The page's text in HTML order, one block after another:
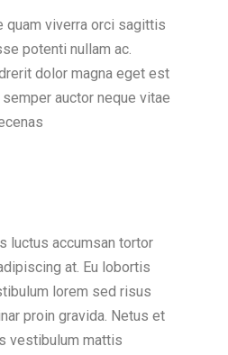
quam viverra orci sagittis
potenti nullam ac.
dolor magna eget est
auctor neque vitae
luctus accumsan tortor
at. Eu lobortis
lorem sed risus
proin gravida. Netus et
vestibulum mattis